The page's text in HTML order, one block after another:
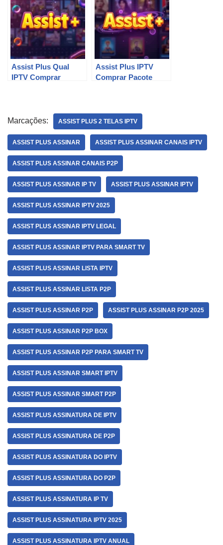
Assist Plus Qual
IPTV Comprar
Assist Plus IPTV
Comprar Pacote
Marcações: ASSIST PLUS 2 TELAS IPTV
ASSIST PLUS ASSINAR ASSIST PLUS ASSINAR CANAIS IPTV
ASSIST PLUS ASSINAR CANAIS P2P
ASSIST PLUS ASSINAR IP TV ASSIST PLUS ASSINAR IPTV
ASSIST PLUS ASSINAR IPTV 2025
ASSIST PLUS ASSINAR IPTV LEGAL
ASSIST PLUS ASSINAR IPTV PARA SMART TV
ASSIST PLUS ASSINAR LISTA IPTV
ASSIST PLUS ASSINAR LISTA P2P
ASSIST PLUS ASSINAR P2P ASSIST PLUS ASSINAR P2P 2025
ASSIST PLUS ASSINAR P2P BOX
ASSIST PLUS ASSINAR P2P PARA SMART TV
ASSIST PLUS ASSINAR SMART IPTV
ASSIST PLUS ASSINAR SMART P2P
ASSIST PLUS ASSINATURA DE IPTV
ASSIST PLUS ASSINATURA DE P2P
ASSIST PLUS ASSINATURA DO IPTV
ASSIST PLUS ASSINATURA DO P2P
ASSIST PLUS ASSINATURA IP TV
ASSIST PLUS ASSINATURA IPTV 2025
ASSIST PLUS ASSINATURA IPTV ANUAL